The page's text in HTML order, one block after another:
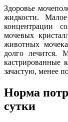
Здоровье
жидкости.
концентрации
мочевых
животных
долго лечится.
кастрированные
зачастую, менее
Норма
сутки